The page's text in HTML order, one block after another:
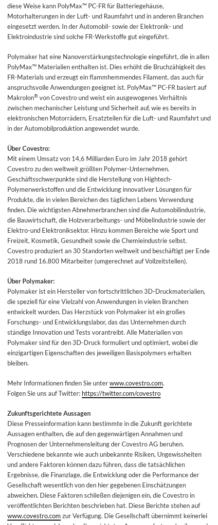
diese Weise kann PolyMax™ PC-FR für Batteriegehäuse,
Motorhalterungen in der Luft- und Raumfahrt und in anderen Branchen
eingesetzt werden. In der Automobil- sowie der Elektronik- und
Elektroindustrie sind solche FR-Werkstoffe gut eingeführt.
Polymaker hat eine Nanoverstärkungstechnologie eingeführt, die in allen
PolyMax™ Materialien enthalten ist. Dies erhöht die Bruchzähigkeit des
FR-Materials und erzeugt ein flammhemmendes Filament, das auch für
anspruchsvolle Anwendungen geeignet ist. PolyMax™ PC-FR basiert auf
Makrolon® von Covestro und weist ein ausgewogenes Verhältnis
zwischen mechanischer Leistung und Sicherheit auf, wie es bereits in
elektronischen Motorrädern, Ersatzteilen für die Luft- und Raumfahrt und
in der Automobilproduktion angewendet wurde.
Über Covestro:
Mit einem Umsatz von 14,6 Milliarden Euro im Jahr 2018 gehört
Covestro zu den weltweit größten Polymer-Unternehmen.
Geschäftsschwerpunkte sind die Herstellung von Hightech-
Polymerwerkstoffen und die Entwicklung innovativer Lösungen für
Produkte, die in vielen Bereichen des täglichen Lebens Verwendung
finden. Die wichtigsten Abnehmerbranchen sind die Automobilindustrie,
die Bauwirtschaft, die Holzverarbeitungs- und Möbelindustrie sowie der
Elektro-und Elektroniksektor. Hinzu kommen Bereiche wie Sport und
Freizeit, Kosmetik, Gesundheit sowie die Chemieindustrie selbst.
Covestro produziert an 30 Standorten weltweit und beschäftigt per Ende
2018 rund 16.800 Mitarbeiter (umgerechnet auf Vollzeitstellen).
Über Polymaker:
Polymaker ist ein Hersteller von fortschrittlichen 3D-Druckmaterialien,
die speziell für eine Vielzahl von Anwendungen in vielen Branchen
entwickelt wurden. Das Herzstück von Polymaker ist ein großes
Forschungs- und Entwicklungslabor, das das Unternehmen durch
ständige Innovation und Tests vorantreibt. Alle Materialien von
Polymaker sind für den 3D-Druck formuliert und optimiert, wobei die
einzigartigen Eigenschaften des jeweiligen Basispolymers erhalten
bleiben.
Mehr Informationen finden Sie unterwww.covestro.com.
Folgen Sie uns auf Twitter: https://twitter.com/covestro
Zukunftsgerichtete Aussagen
Diese Presseinformation kann bestimmte in die Zukunft gerichtete
Aussagen enthalten, die auf den gegenwärtigen Annahmen und
Prognosen der Unternehmensleitung der Covestro AG beruhen.
Verschiedene bekannte wie auch unbekannte Risiken, Ungewissheiten
und andere Faktoren können dazu führen, dass die tatsächlichen
Ergebnisse, die Finanzlage, die Entwicklung oder die Performance der
Gesellschaft wesentlich von den hier gegebenen Einschätzungen
abweichen. Diese Faktoren schließen diejenigen ein, die Covestro in
veröffentlichten Berichten beschrieben hat. Diese Berichte stehen auf
www.covestro.com zur Verfügung. Die Gesellschaft übernimmt keinerlei